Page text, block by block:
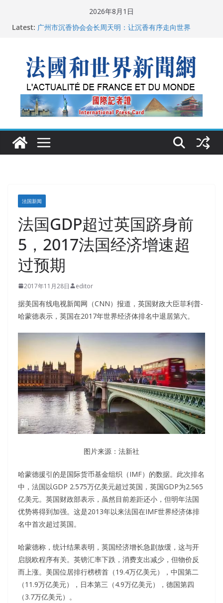
2026年8月1日
Latest: 广州市沉香协会会长周天明：让沉香有序走向世界
从一杯沉香叶茶到一缕海南天香：加拿大茶艺师邓岚月
海南沉香文化考察纪行
法国新闻
法国GDP超过英国跻身前
5，2017法国经济增速超
过预期
2017年11月28日 editor
据美国有线电视新闻网（CNN）报道，英国财政大臣菲利普-
哈蒙德表示，英国在2017年世界经济体排名中退居第六。
图片来源：法新社
哈蒙德援引的是国际货币基金组织（IMF）的数据。此次排名
中，法国以GDP 2.575万亿美元超过英国，英国GDP为2.565
亿美元。英国财政部表示，虽然目前差距还小，但明年法国
优势将得到加强。这是2013年以来法国在IMF世界经济体排
名中首次超过英国。
哈蒙德称，统计结果表明，英国经济增长急剧放缓，这与开
启脱欧程序有关。英镑汇率下跌，消费支出减少，但物价反
而上涨。美国位居排行榜榜首（19.4万亿美元），中国第二
（11.9万亿美元），日本第三（4.9万亿美元），德国第四
（3.7万亿美元）。